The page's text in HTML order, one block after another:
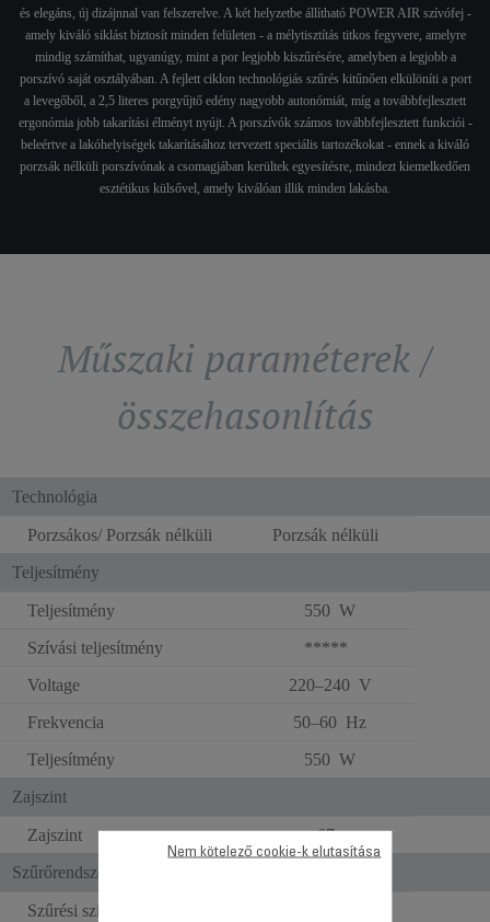
és elegáns, új dizájnnal van felszerelve. A két helyzetbe állítható POWER AIR szívófej -
amely kiváló siklást biztosít minden felületen - a mélytisztítás titkos fegyvere, amelyre
mindig számíthat, ugyanúgy, mint a por legjobb kiszűrésére, amelyben a legjobb a
porszívó saját osztályában. A fejlett ciklon technológiás szűrés kitűnően elkülöníti a port
a levegőből, a 2,5 literes porgyűjtő edény nagyobb autonómiát, míg a továbbfejlesztett
ergonómia jobb takarítási élményt nyújt. A porszívók számos továbbfejlesztett funkciói -
beleértve a lakóhelyiségek takarításához tervezett speciális tartozékokat - ennek a kiváló
porzsák nélküli porszívónak a csomagjában kerültek egyesítésre, mindezt kiemelkedően
esztétikus külsővel, amely kiválóan illik minden lakásba.
Műszaki paraméterek /
összehasonlítás
Technológia
Porzsákos/ Porzsák nélküli
Porzsák nélküli
Teljesítmény
Teljesítmény
550 W
Szívási teljesítmény
*****
Voltage
220–240 V
Frekvencia
50–60 Hz
Teljesítmény
550 W
Zajszint
Zajszint
67
Szűrőrendszer
Szűrési szint(ek)
Nem kötelező cookie-k elutasítása